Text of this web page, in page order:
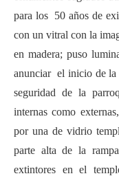
para los 50 años de
con un vitral con la
en madera; puso
anunciar el inicio de la
seguridad de la
internas como
por una de vidrio
parte alta de la
extintores en el